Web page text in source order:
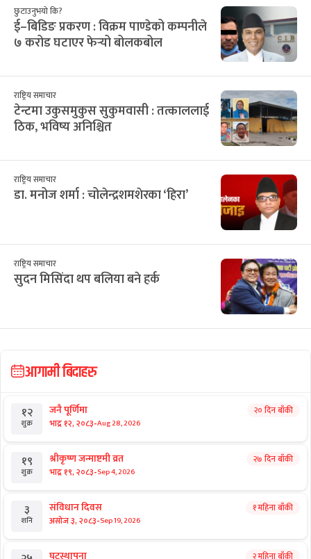
छुटाउनुभयो कि?
ई–बिडिङ प्रकरण : विक्रम पाण्डेको कम्पनीले
७ करोड घटाएर फेर्‍यो बोलकबोल
राष्ट्रिय समाचार
टेन्टमा उकुसमुकुस सुकुमवासी : तत्काललाई
ठिक, भविष्य अनिश्चित
राष्ट्रिय समाचार
डा. मनोज शर्मा : चोलेन्द्रशमशेरका ‘हिरा’
राष्ट्रिय समाचार
सुदन मिसिंदा थप बलिया बने हर्क
आगामी बिदाहरु
१२
शुक्र
जनै पूर्णिमा
भाद्र १२, २०८३-Aug 28, 2026
२० दिन बाँकी
१९
शुक्र
श्रीकृष्ण जन्माष्टमी व्रत
भाद्र १९, २०८३-Sep 4, 2026
२७ दिन बाँकी
३
शनि
संविधान दिवस
असोज ३, २०८३-Sep 19, 2026
१ महिना बाँकी
घटस्थापना २ महिना बाँकी